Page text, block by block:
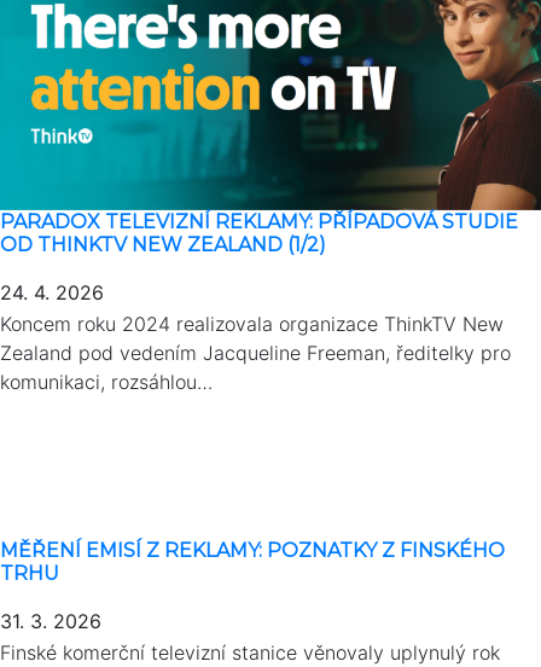
PARADOX TELEVIZNÍ REKLAMY: PŘÍPADOVÁ STUDIE
OD THINKTV NEW ZEALAND (1/2)
24. 4. 2026
Koncem roku 2024 realizovala organizace ThinkTV New
Zealand pod vedením Jacqueline Freeman, ředitelky pro
komunikaci, rozsáhlou…
MĚŘENÍ EMISÍ Z REKLAMY: POZNATKY Z FINSKÉHO
TRHU
31. 3. 2026
Finské komerční televizní stanice věnovaly uplynulý rok